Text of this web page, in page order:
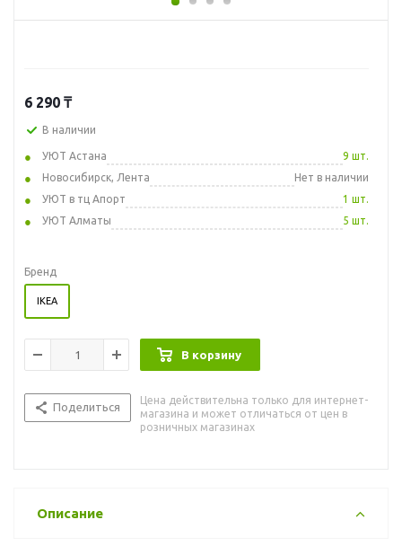
6 290 ₸
В наличии
УЮТ Астана
9 шт.
Новосибирск, Лента
Нет в наличии
УЮТ в тц Апорт
1 шт.
УЮТ Алматы
5 шт.
Бренд
IKEA
В корзину
Поделиться
Цена действительна только для интернет-
магазина и может отличаться от цен в
розничных магазинах
Описание